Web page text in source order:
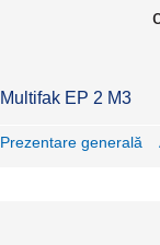
Multifak EP 2 M3
Prezentare generală